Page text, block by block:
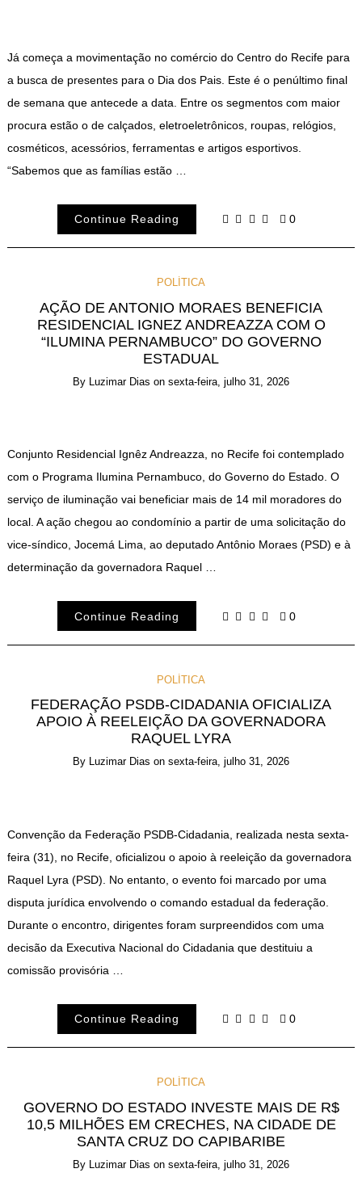
Já começa a movimentação no comércio do Centro do Recife para
a busca de presentes para o Dia dos Pais. Este é o penúltimo final
de semana que antecede a data. Entre os segmentos com maior
procura estão o de calçados, eletroeletrônicos, roupas, relógios,
cosméticos, acessórios, ferramentas e artigos esportivos.
“Sabemos que as famílias estão …
Continue Reading 0
POLÍTICA
AÇÃO DE ANTONIO MORAES BENEFICIA
RESIDENCIAL IGNEZ ANDREAZZA COM O
“ILUMINA PERNAMBUCO” DO GOVERNO
ESTADUAL
By Luzimar Dias on sexta-feira, julho 31, 2026
Conjunto Residencial Ignêz Andreazza, no Recife foi contemplado
com o Programa Ilumina Pernambuco, do Governo do Estado. O
serviço de iluminação vai beneficiar mais de 14 mil moradores do
local. A ação chegou ao condomínio a partir de uma solicitação do
vice-síndico, Jocemá Lima, ao deputado Antônio Moraes (PSD) e à
determinação da governadora Raquel …
Continue Reading 0
POLÍTICA
FEDERAÇÃO PSDB-CIDADANIA OFICIALIZA
APOIO À REELEIÇÃO DA GOVERNADORA
RAQUEL LYRA
By Luzimar Dias on sexta-feira, julho 31, 2026
Convenção da Federação PSDB-Cidadania, realizada nesta sexta-
feira (31), no Recife, oficializou o apoio à reeleição da governadora
Raquel Lyra (PSD). No entanto, o evento foi marcado por uma
disputa jurídica envolvendo o comando estadual da federação.
Durante o encontro, dirigentes foram surpreendidos com uma
decisão da Executiva Nacional do Cidadania que destituiu a
comissão provisória …
Continue Reading 0
POLÍTICA
GOVERNO DO ESTADO INVESTE MAIS DE R$
10,5 MILHÕES EM CRECHES, NA CIDADE DE
SANTA CRUZ DO CAPIBARIBE
By Luzimar Dias on sexta-feira, julho 31, 2026